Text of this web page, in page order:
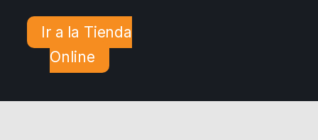
Ir a la Tienda
Online